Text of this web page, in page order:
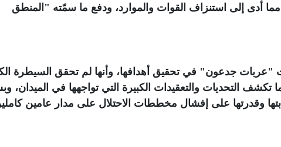
أدى إلى استنزاف القوات والموارد، ودفع ما سمّته "المنطق
"عربات جدعون" في تحقيق أهدافها، وأنها لم تحقق السيطرة
التحديات والتعقيدات الكبيرة التي تواجهها في الميدان،
وقدرتها على إفشال مخططات الاحتلال على مدار عامين